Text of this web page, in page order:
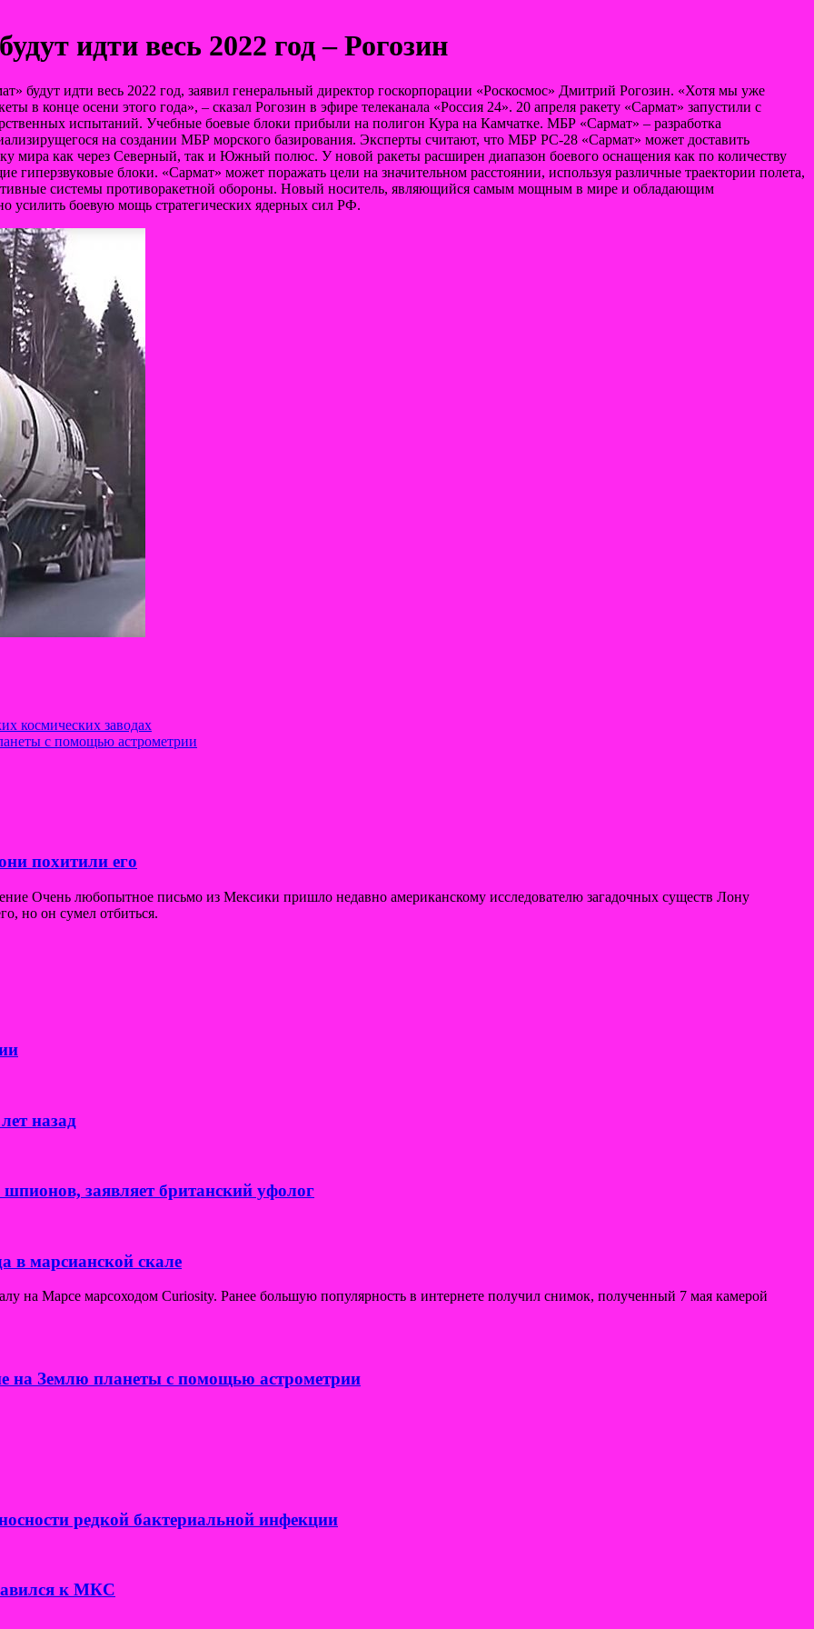
идти весь 2022 год – Рогозин
будут идти весь 2022 год, заявил генеральный директор госкорпорации «Роскосмос» Дмитрий Рогозин. «Хотя мы уже
в конце осени этого года», – сказал Рогозин в эфире телеканала «Россия 24». 20 апреля ракету «Сармат» запустили с
испытаний. Учебные боевые блоки прибыли на полигон Кура на Камчатке. МБР «Сармат» – разработка
на создании МБР морского базирования. Эксперты считают, что МБР РС-28 «Сармат» может доставить
мира как через Северный, так и Южный полюс. У новой ракеты расширен диапазон боевого оснащения как по количеству
блоки. «Сармат» может поражать цели на значительном расстоянии, используя различные траектории полета,
системы противоракетной обороны. Новый носитель, являющийся самым мощным в мире и обладающим
усилить боевую мощь стратегических ядерных сил РФ.
космических заводах
с помощью астрометрии
похитили его
Очень любопытное письмо из Мексики пришло недавно американскому исследователю загадочных существ Лону
но он сумел отбиться.
назад
заявляет британский уфолог
в марсианской скале
на Марсе марсоходом Curiosity. Ранее большую популярность в интернете получил снимок, полученный 7 мая камерой
на Землю планеты с помощью астрометрии
редкой бактериальной инфекции
к МКС